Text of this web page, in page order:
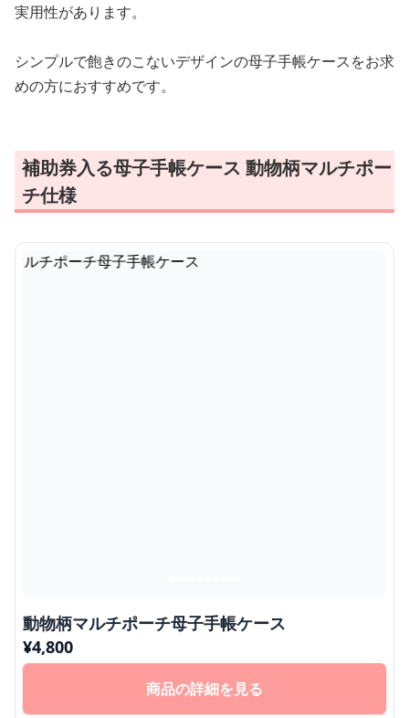
実用性があります。
シンプルで飽きのこないデザインの母子手帳ケースをお求
めの方におすすめです。
補助券入る母子手帳ケース 動物柄マルチポー
チ仕様
動物柄マルチポーチ母子手帳ケース
¥4,800
商品の詳細を見る